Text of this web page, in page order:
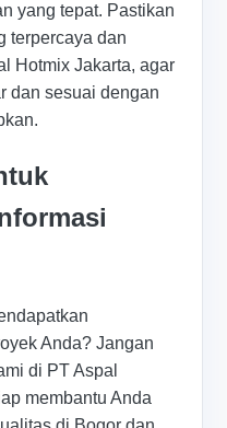
yang tepat. Pastikan
terpercaya dan
Hotmix Jakarta, agar
dan sesuai dengan
Anda? Jangan
di PT Aspal
membantu Anda